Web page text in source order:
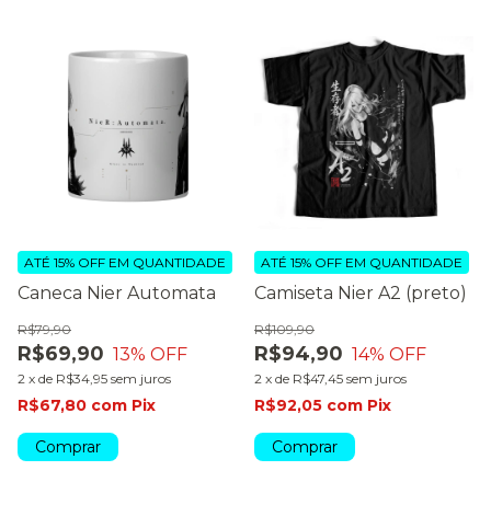
Caneca Nier Automata
R$69,90
R$79,90
13% OFF
2 x de R$34,95 sem juros
ATÉ 15% OFF EM QUANTIDADE
R$67,80 com Pix
Comprar
Camiseta Nier A2 (preto)
R$94,90
R$109,90
14% OFF
2 x de R$47,45 sem juros
ATÉ 15% OFF EM QUANTIDADE
R$92,05 com Pix
Comprar